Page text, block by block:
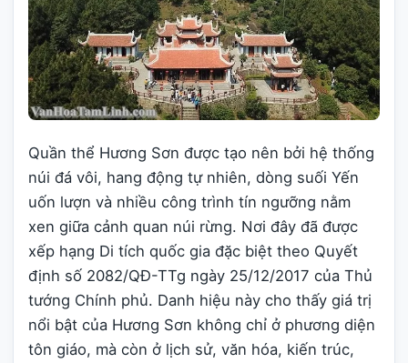
Quần thể Hương Sơn được tạo nên bởi hệ thống
núi đá vôi, hang động tự nhiên, dòng suối Yến
uốn lượn và nhiều công trình tín ngưỡng nằm
xen giữa cảnh quan núi rừng. Nơi đây đã được
xếp hạng Di tích quốc gia đặc biệt theo Quyết
định số 2082/QĐ-TTg ngày 25/12/2017 của Thủ
tướng Chính phủ. Danh hiệu này cho thấy giá trị
nổi bật của Hương Sơn không chỉ ở phương diện
tôn giáo, mà còn ở lịch sử, văn hóa, kiến trúc,